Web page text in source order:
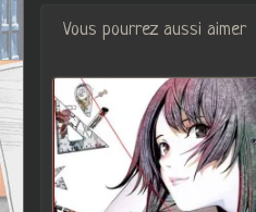
Vous pourrez aussi aimer